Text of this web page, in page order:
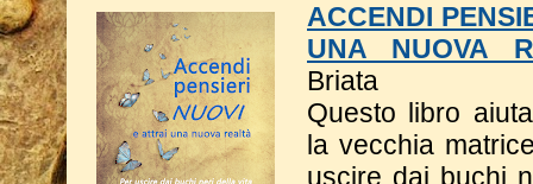
ACCENDI
UNA NUOVA
Briata
Questo libro a
la vecchia
uscire dai buchi